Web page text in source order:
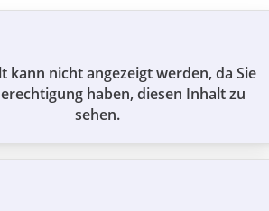
kann nicht angezeigt werden, da Sie
haben, diesen Inhalt zu
sehen.